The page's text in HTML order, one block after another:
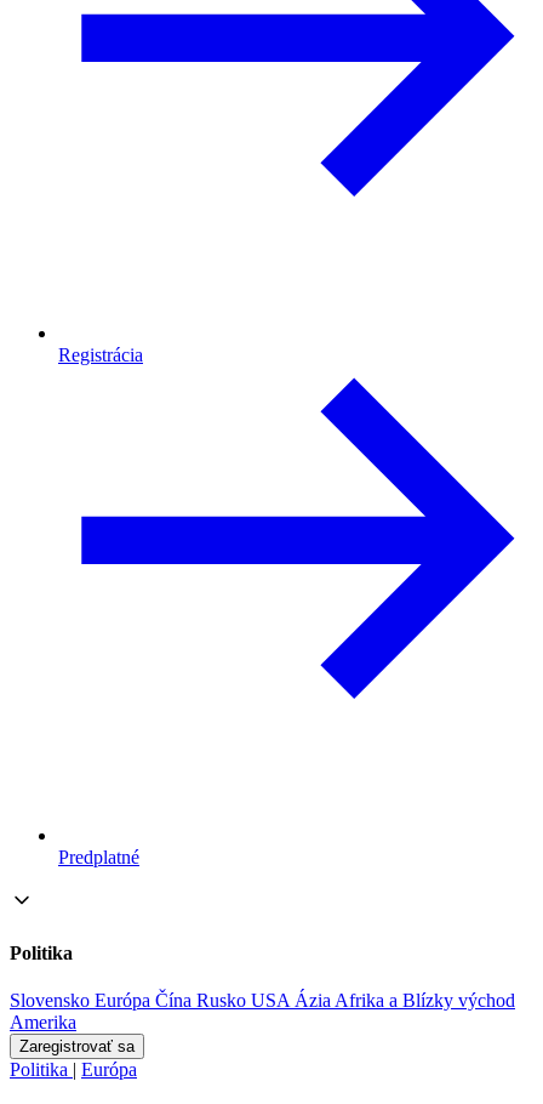
Registrácia
Predplatné
Politika
Slovensko Európa Čína Rusko USA ÁziaAfrika a Blízky východ
Amerika
Zaregistrovať sa
Politika | Európa